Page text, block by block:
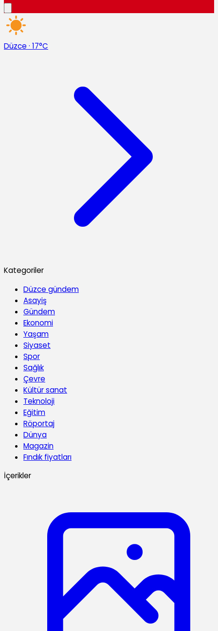
Düzce · 17°C
Kategoriler
Düzce gündem
Asayiş
Gündem
Ekonomi
Yaşam
Siyaset
Spor
Sağlık
Çevre
Kültür sanat
Teknoloji
Eğitim
Röportaj
Dünya
Magazin
Fındık fiyatları
İçerikler